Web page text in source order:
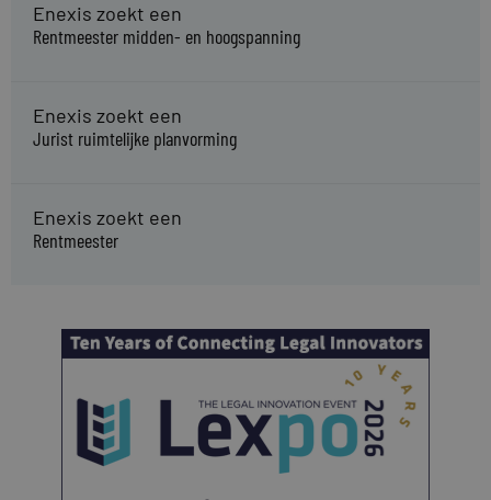
Enexis zoekt een
Rentmeester midden- en hoogspanning
Enexis zoekt een
Jurist ruimtelijke planvorming
Enexis zoekt een
Rentmeester